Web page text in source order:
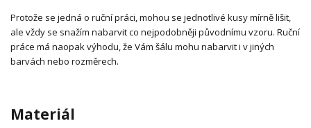
Protože se jedná o ruční práci, mohou se jednotlivé kusy mírně lišit,
ale vždy se snažím nabarvit co nejpodobněji původnímu vzoru. Ruční
práce má naopak výhodu, že Vám šálu mohu nabarvit i v jiných
barvách nebo rozměrech.
Materiál